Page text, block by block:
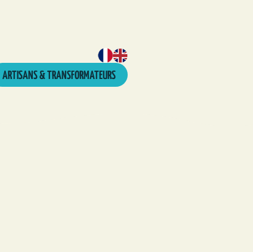
ARTISANS & TRANSFORMATEURS